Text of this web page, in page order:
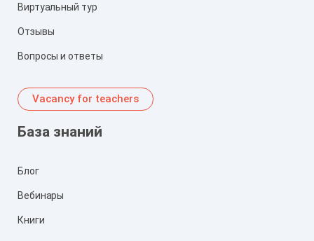
Виртуальный тур
Отзывы
Вопросы и ответы
Vacancy for teachers
База знаний
Блог
Вебинары
Книги